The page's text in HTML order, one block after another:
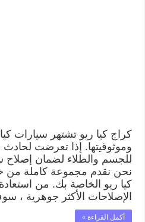
كراج كيا ريو تشتهر سيارات
وموثوقيتها. إذا تعرضت لحادث
للجسم والطلاء لضمان
نحن نقدم مجموعة كاملة من
كيا ريو الخاصة بك. من
الإصلاحات الأكثر جوهرية ،
أكمل القراءة »